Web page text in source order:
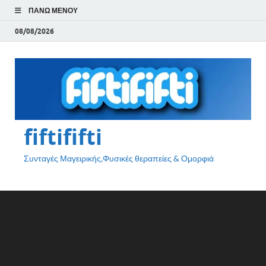
ΠΆΝΩ ΜΕΝΟΎ
08/08/2026
fiftififti
Συνταγές Μαγειρικής,Φυσικές θεραπείες & Ομορφιά